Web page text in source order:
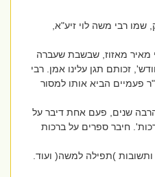
רבי משה לוי זיע"א,
מאזוז, שבשבת שעברה
זכותם תגן עלינו אמן. רבי
הביא אותו למסור
שנים, פעם אחת דיבר על
חיבר ספרים על ברכות
)תפילה למשה( ועוד.